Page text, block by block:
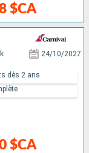
$CA
24/10/2027
$CA
dès 2 ans